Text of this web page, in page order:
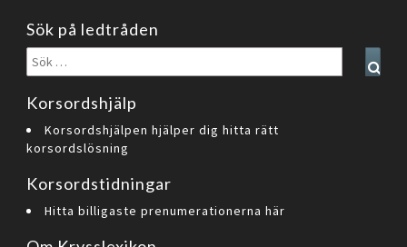
Sök på ledtråden
Sök
efter:
Korsordshjälp
Korsordshjälpen hjälper dig hitta rätt
korsordslösning
Korsordstidningar
Hitta billigaste prenumerationerna här